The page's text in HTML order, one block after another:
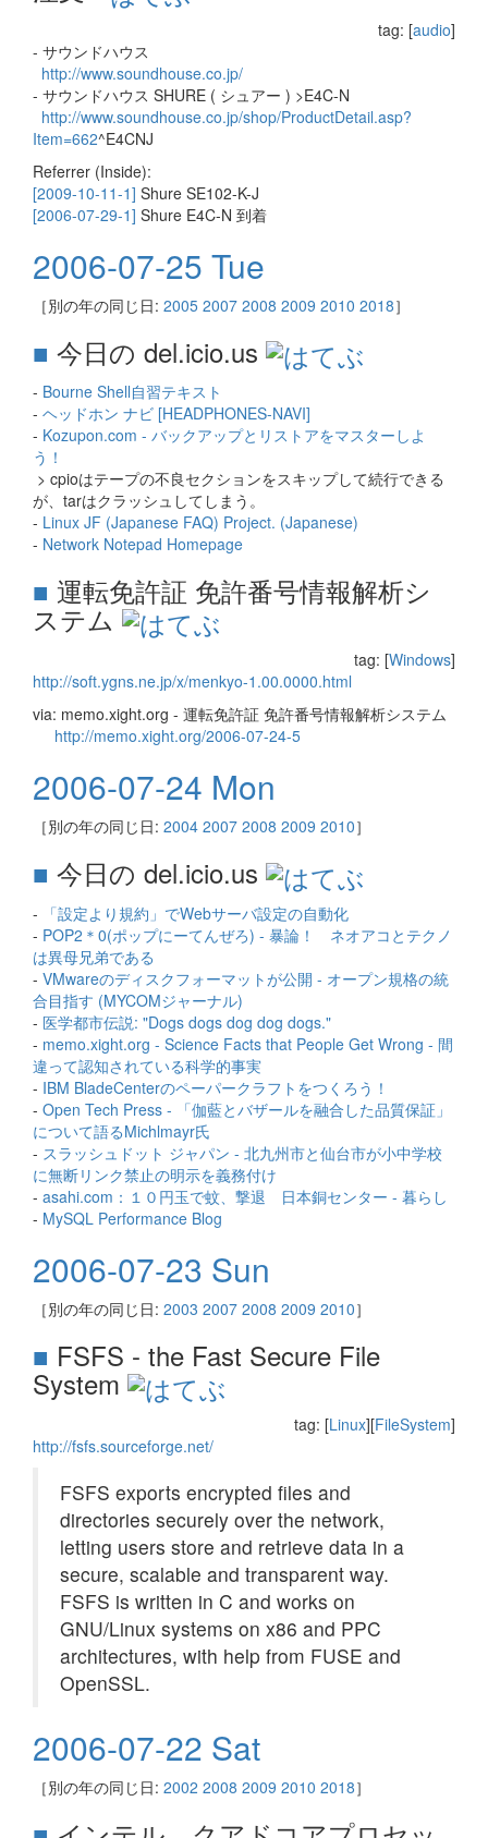
tag: [audio]
- サウンドハウス
http://www.soundhouse.co.jp/
- サウンドハウス SHURE ( シュアー ) >E4C-N
http://www.soundhouse.co.jp/shop/ProductDetail.asp?
Item=662^E4CNJ
Referrer (Inside):
[2009-10-11-1] Shure SE102-K-J
[2006-07-29-1] Shure E4C-N 到着
2006-07-25 Tue
［別の年の同じ日: 2005 2007 2008 2009 2010 2018］
■ 今日の del.icio.us
- Bourne Shell自習テキスト
- ヘッドホン ナビ [HEADPHONES-NAVI]
- Kozupon.com - バックアップとリストアをマスターしよ
う！
> cpioはテープの不良セクションをスキップして続行できる
が、tarはクラッシュしてしまう。
- Linux JF (Japanese FAQ) Project. (Japanese)
- Network Notepad Homepage
■ 運転免許証 免許番号情報解析シ
ステム
tag: [Windows]
http://soft.ygns.ne.jp/x/menkyo-1.00.0000.html
via: memo.xight.org - 運転免許証 免許番号情報解析システム
http://memo.xight.org/2006-07-24-5
2006-07-24 Mon
［別の年の同じ日: 2004 2007 2008 2009 2010］
■ 今日の del.icio.us
-
「設定より規約」でWebサーバ設定の自動化
- POP2＊0(ポップにーてんぜろ) - 暴論！ ネオアコとテクノ
は異母兄弟である
- VMwareのディスクフォーマットが公開 - オープン規格の統
合目指す (MYCOMジャーナル)
- 医学都市伝説: "Dogs dogs dog dog dogs."
- memo.xight.org - Science Facts that People Get Wrong - 間
違って認知されている科学的事実
- IBM BladeCenterのペーパークラフトをつくろう！
- Open Tech Press - 「伽藍とバザールを融合した品質保証」
について語るMichlmayr氏
- スラッシュドット ジャパン - 北九州市と仙台市が小中学校
に無断リンク禁止の明示を義務付け
- asahi.com：１０円玉で蚊、撃退 日本銅センター - 暮らし
- MySQL Performance Blog
2006-07-23 Sun
［別の年の同じ日: 2003 2007 2008 2009 2010］
■ FSFS - the Fast Secure File
System
tag: [Linux][FileSystem]
http://fsfs.sourceforge.net/
FSFS exports encrypted files and
directories securely over the network,
letting users store and retrieve data in a
secure, scalable and transparent way.
FSFS is written in C and works on
GNU/Linux systems on x86 and PPC
architectures, with help from FUSE and
OpenSSL.
2006-07-22 Sat
［別の年の同じ日: 2002 2008 2009 2010 2018］